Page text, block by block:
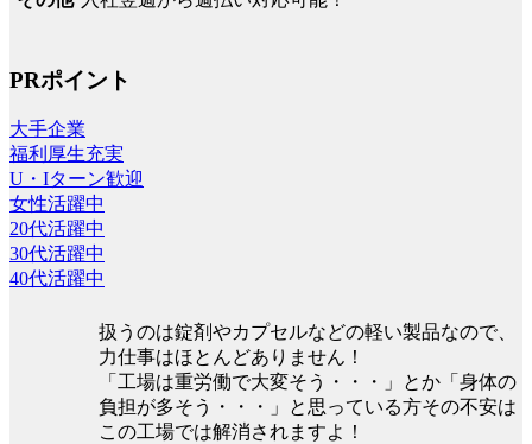
PRポイント
大手企業
福利厚生充実
U・Iターン歓迎
女性活躍中
20代活躍中
30代活躍中
40代活躍中
扱うのは錠剤やカプセルなどの軽い製品なので、
力仕事はほとんどありません！
「工場は重労働で大変そう・・・」とか「身体の
負担が多そう・・・」と思っている方その不安は
この工場では解消されますよ！